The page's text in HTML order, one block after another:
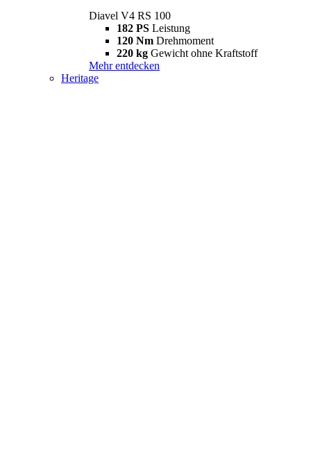
Diavel V4 RS 100
182 PS Leistung
120 Nm Drehmoment
220 kg Gewicht ohne Kraftstoff
Mehr entdecken
Heritage